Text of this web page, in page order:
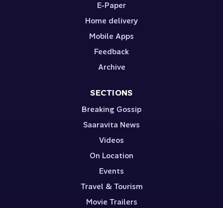
E-Paper
Home delivery
Mobile Apps
Feedback
Archive
SECTIONS
Breaking Gossip
Saaravita News
Videos
On Location
Events
Travel & Tourism
Movie Trailers